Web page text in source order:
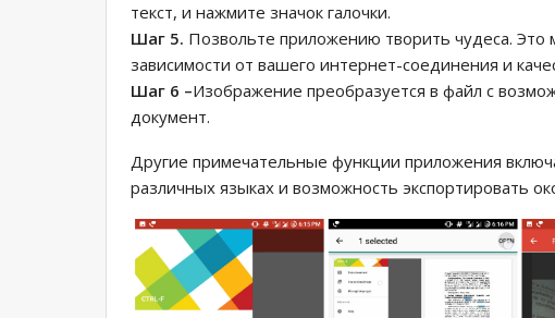
текст, и нажмите значок галочки.
Шаг 5. Позвольте приложению творить чудеса. Это
зависимости от вашего интернет-соединения и
Шаг 6 –Изображение преобразуется в файл с
документ.
Другие примечательные функции приложения
различных языках и возможность экспортировать